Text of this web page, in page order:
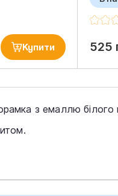
Купити 525
з емаллю білого